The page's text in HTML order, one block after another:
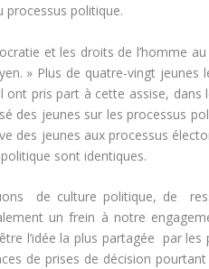
processus politique.
et les droits de l’homme
» Plus de quatre-vingt jeunes
pris part à cette assise,
des jeunes sur les processus
des jeunes aux processus
sont identiques.
de culture politique, de
un frein à notre
l’idée la plus partagée par les
de prises de décision